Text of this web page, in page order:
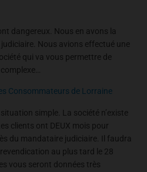
dangereux. Nous en avons la
Nous avions effectué une
qui va vous permettre de
Consommateurs de Lorraine
simple. La société n’existe
clients ont DEUX mois pour
du mandataire judiciaire. Il faudra
au plus tard le 28
vous seront données très